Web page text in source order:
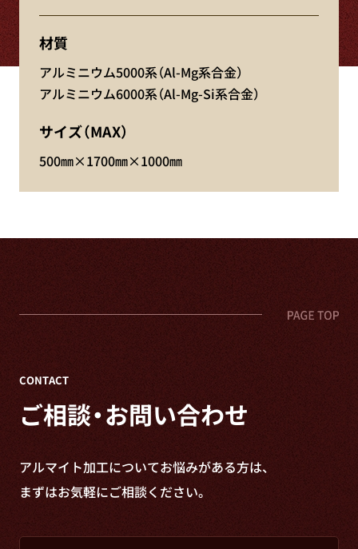
材質
アルミニウム5000系（Al-Mg系合金）
アルミニウム6000系（Al-Mg-Si系合金）
サイズ（MAX）
500㎜×1700㎜×1000㎜
CONTACT
ご相談・お問い合わせ
アルマイト加工についてお悩みがある方は、
まずはお気軽にご相談ください。